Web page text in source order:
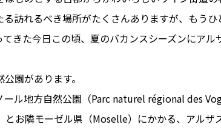
訪れるべき場所がたくさんありますが、もう
きた今日この頃、夏のバカンスシーズンにア
園があります。
ル地方自然公園（Parc naturel régional des
とお隣モーゼル県（Moselle）にかかる、アルザ